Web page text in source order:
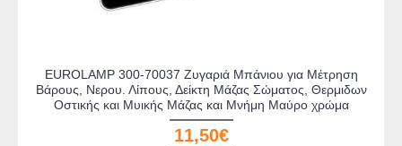
EUROLAMP 300-70037 Ζυγαριά Μπάνιου για Μέτρηση
Βάρους, Νερου. Λίπους, Δείκτη Μάζας Σώματος, Θερμιδων
Οστικής και Μυικής Μάζας και Μνήμη Μαύρο χρώμα
11,50€